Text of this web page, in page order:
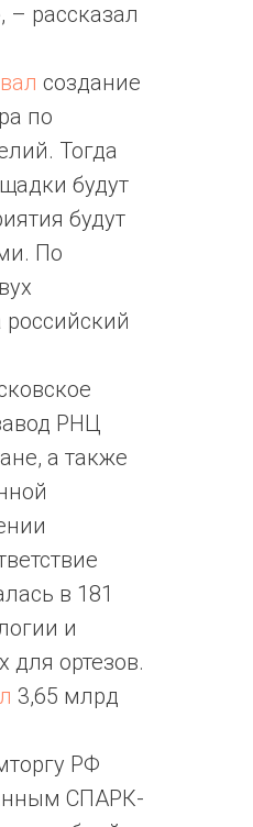
– рассказал
создание
по
Тогда
будут
будут
По
российский
РНЦ
а также
в 181
и
ортезов.
3,65 млрд
РФ
СПАРК-